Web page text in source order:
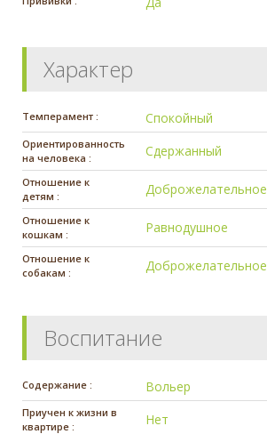
Характер
Темперамент : Спокойный
Ориентированность
на человека :
Сдержанный
Отношение к
детям :
Доброжелательное
Отношение к
кошкам :
Равнодушное
Отношение к
собакам :
Доброжелательное
Воспитание
Содержание : Вольер
Приучен к жизни в
квартире :
Нет